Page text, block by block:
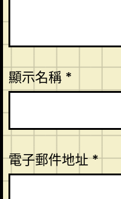
顯示名稱 *
電子郵件地址*